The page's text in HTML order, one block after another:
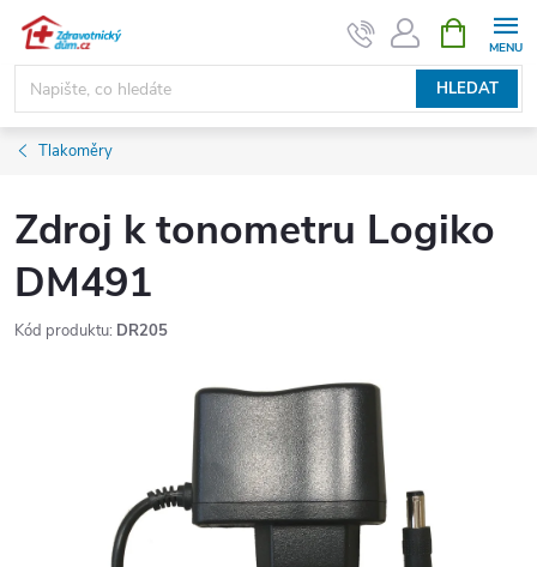
Přejít
obsah
HLEDAT
NÁKUPNÍ
KOŠÍK
Tlakoměry
Zdroj k tonometru Logiko
DM491
Kód produktu: DR205